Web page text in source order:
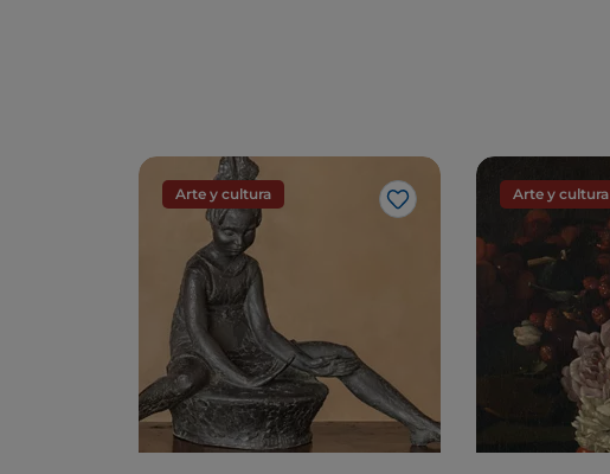
Arte y cultura
Me gusta
Arte y cultura